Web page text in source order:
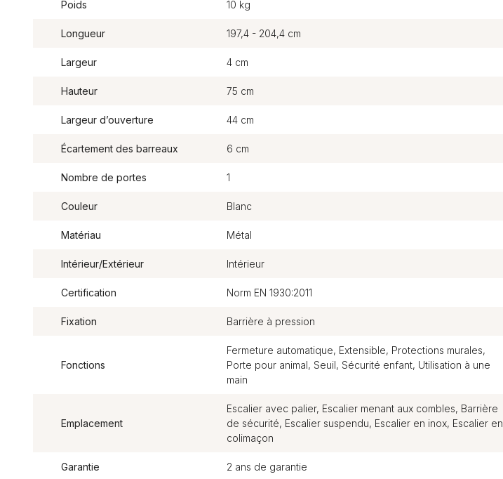
Poids 10 kg
Longueur 197,4 - 204,4 cm
Largeur 4 cm
Hauteur 75 cm
Largeur d’ouverture 44 cm
Écartement des barreaux 6 cm
Nombre de portes 1
Couleur Blanc
Matériau Métal
Intérieur/Extérieur Intérieur
Certification Norm EN 1930:2011
Fixation Barrière à pression
Fonctions
Fermeture automatique, Extensible, Protections murales,
Porte pour animal, Seuil, Sécurité enfant, Utilisation à une
main
Emplacement
Escalier avec palier, Escalier menant aux combles, Barrière
de sécurité, Escalier suspendu, Escalier en inox, Escalier en
colimaçon
Garantie 2 ans de garantie